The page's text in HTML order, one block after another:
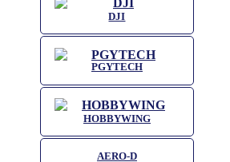
DJI
PGYTECH
HOBBYWING
AERO-D